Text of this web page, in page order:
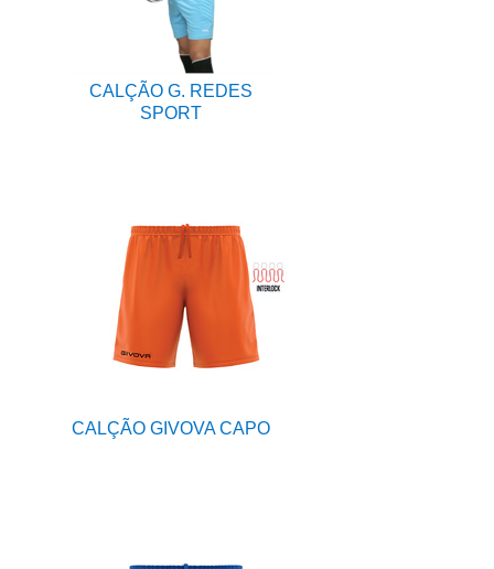
CALÇÃO G. REDES
SPORT
CALÇÃO GIVOVA CAPO